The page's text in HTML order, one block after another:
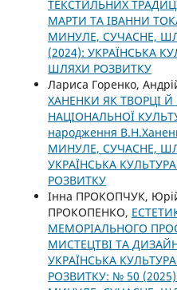
ТЕКСТИЛЬНИХ
МАРТИ ТА ІВАННИ
МИНУЛЕ, СУЧАСНЕ,
(2024): УКРАЇНСЬКА
ШЛЯХИ РОЗВИТКУ
Лариса Горенко,
ХАНЕНКИ ЯК ТВОРЦІ
НАЦІОНАЛЬНОЇ
народження
МИНУЛЕ, СУЧАСНЕ,
УКРАЇНСЬКА
РОЗВИТКУ
Інна ПРОКОПЧУК,
ПРОКОПЕНКО,
МЕМОРІАЛЬНОГО
МИСТЕЦТВІ ТА
УКРАЇНСЬКА
РОЗВИТКУ: № 50